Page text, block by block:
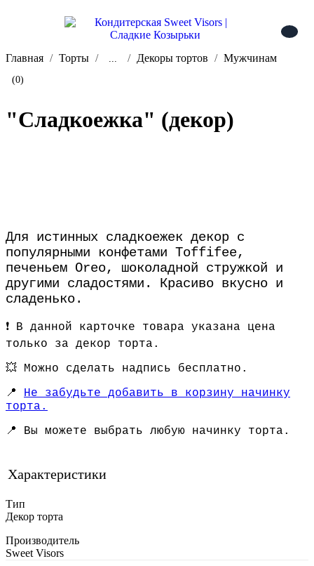
Главная Торты ... Декоры тортов Мужчинам
(0)
"Сладкоежка" (декор)
Для истинных сладкоежек декор с
популярными конфетами Toffifee,
печеньем Oreo, шоколадной стружкой и
другими сладостями. Красиво вкусно и
сладенько.
❗️ В данной карточке товара указана цена
только за декор торта.
💥 Можно сделать надпись бесплатно.
📍 Не забудьте добавить в корзину начинку
торта.
📍 Вы можете выбрать любую начинку торта.
Характеристики
Тип
Декор торта
Производитель
Sweet Visors